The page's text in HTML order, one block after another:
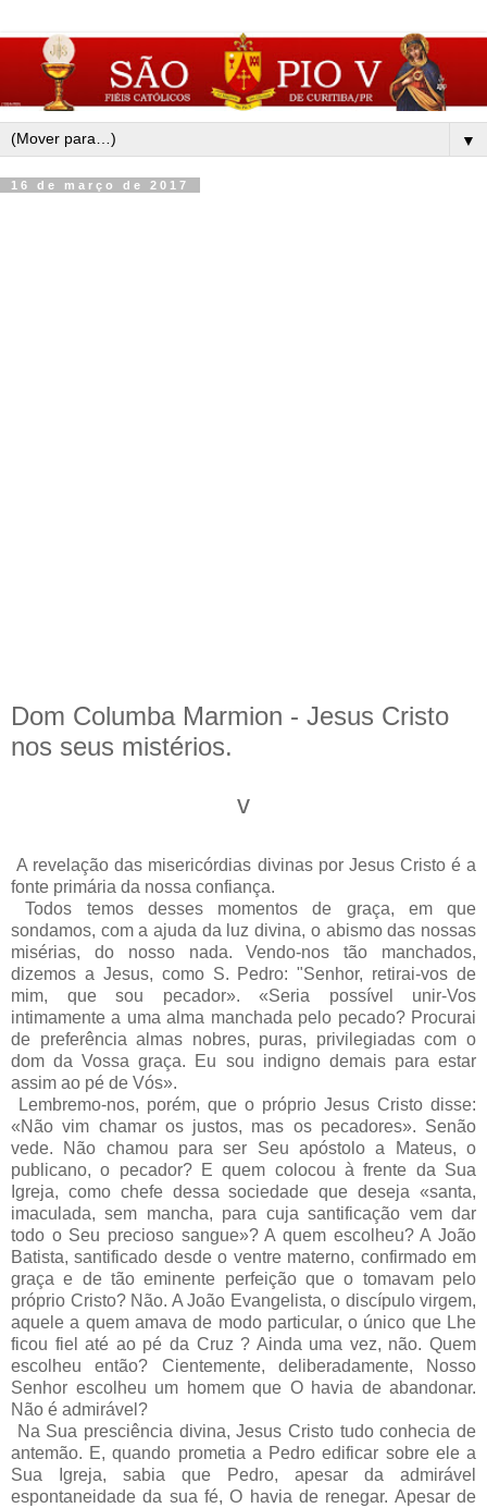
▼
16 de março de 2017
Dom Columba Marmion - Jesus Cristo
nos seus mistérios.
v
A revelação das misericórdias divinas por Jesus Cristo é a
fonte primária da nossa confiança.
Todos temos desses momentos de graça, em que
sondamos, com a ajuda da luz divina, o abismo das nossas
misérias, do nosso nada. Vendo-nos tão manchados,
dizemos a Jesus, como S. Pedro: "Senhor, retirai-vos de
mim, que sou pecador». «Seria possível unir-Vos
intimamente a uma alma manchada pelo pecado? Procurai
de preferência almas nobres, puras, privilegiadas com o
dom da Vossa graça. Eu sou indigno demais para estar
assim ao pé de Vós».
Lembremo-nos, porém, que o próprio Jesus Cristo disse:
«Não vim chamar os justos, mas os pecadores». Senão
vede. Não chamou para ser Seu apóstolo a Mateus, o
publicano, o pecador? E quem colocou à frente da Sua
Igreja, como chefe dessa sociedade que deseja «santa,
imaculada, sem mancha, para cuja santificação vem dar
todo o Seu precioso sangue»? A quem escolheu? A João
Batista, santificado desde o ventre materno, confirmado em
graça e de tão eminente perfeição que o tomavam pelo
próprio Cristo? Não. A João Evangelista, o discípulo virgem,
aquele a quem amava de modo particular, o único que Lhe
ficou fiel até ao pé da Cruz ? Ainda uma vez, não. Quem
escolheu então? Cientemente, deliberadamente, Nosso
Senhor escolheu um homem que O havia de abandonar.
Não é admirável?
Na Sua presciência divina, Jesus Cristo tudo conhecia de
antemão. E, quando prometia a Pedro edificar sobre ele a
Sua Igreja, sabia que Pedro, apesar da admirável
espontaneidade da sua fé, O havia de renegar. Apesar de